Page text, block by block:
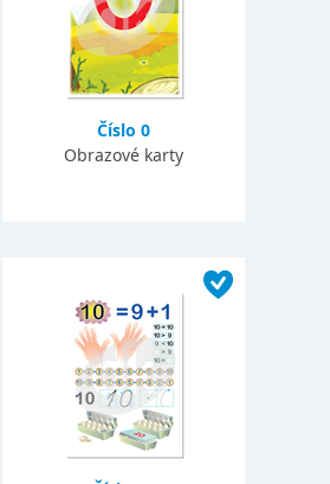
Číslo 0
Obrazové karty